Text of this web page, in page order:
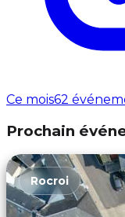
Ce mois62
Prochain
Rocroi